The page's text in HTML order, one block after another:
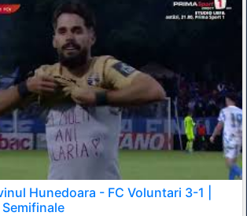
Hunedoara - FC Voluntari 3-1 |